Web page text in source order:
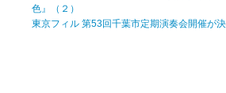
色』（２）
東京フィル 第53回千葉市定期演奏会開催が